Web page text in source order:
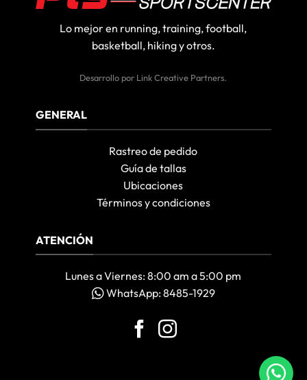
Lo mejor en running, training, football,
basketball, hiking y otros.
Desarrollo por Link Creative Partners.
GENERAL
Rastreo de pedido
Guía de tallas
Ubicaciones
Términos y condiciones
ATENCIÓN
Lunes a Viernes: 8:00 am a 5:00 pm
WhatsApp: 8485-1929